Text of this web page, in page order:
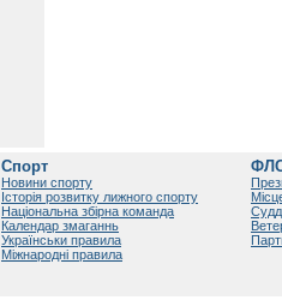
Спорт
Новини спорту
Історія розвитку лижного спорту
Національна збірна команда
Календар змаганнь
Українськи правила
Міжнародні правила